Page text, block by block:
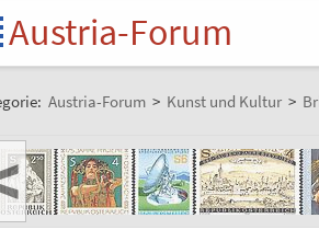
Austria-Forum
Austria-Forum > Kunst und Kultur >